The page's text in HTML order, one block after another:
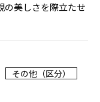
の美しさを際立たせ
その他（区分）